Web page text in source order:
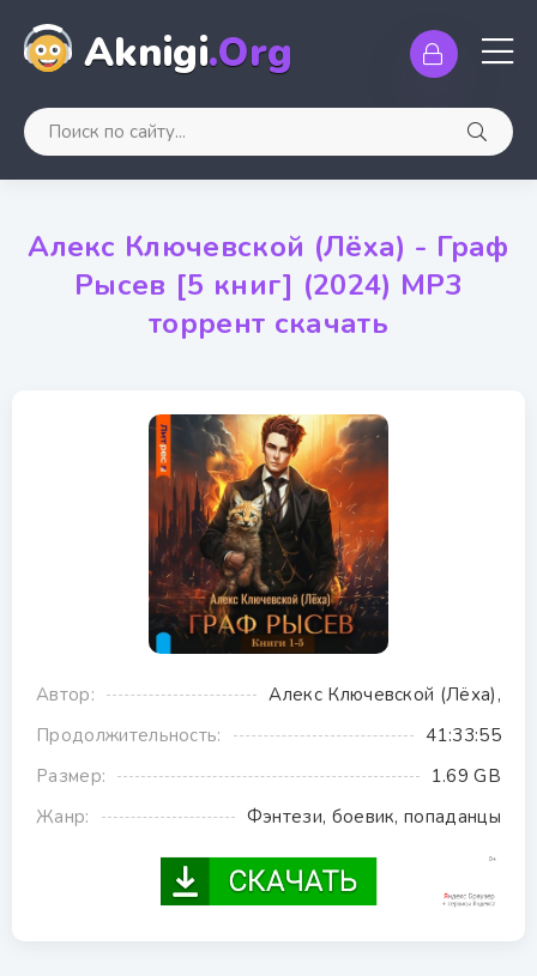
Aknigi.Org
Алекс Ключевской (Лёха) - Граф
Рысев [5 книг] (2024) МР3
торрент скачать
Автор:
Алекс Ключевской (Лёха),
Продолжительность:
41:33:55
Размер:
1.69 GB
Жанр:
Фэнтези, боевик, попаданцы